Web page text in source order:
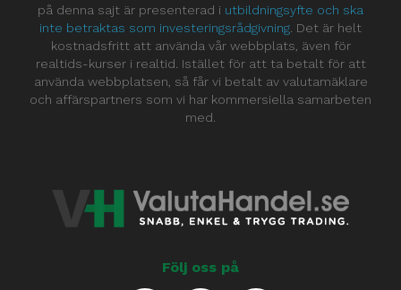
på denna sajt är presenterad i utbildningsyfte och ska
inte betraktas som investeringsrådgivning . Det är helt
kostnadsfritt att använda vår webbplats, även för
realtids-kurser i realtid. Istället för att ta betalt för att
använda webbplatsen, så får vi betalt av valutamäklare
och affärspartners som vi har kommersiella samarbeten
med.
Följ oss på